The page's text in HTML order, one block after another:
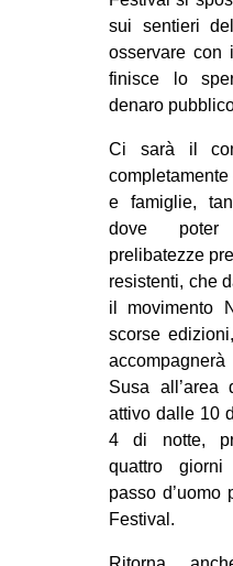
sui sentieri
osservare con
finisce lo
denaro
Ci sarà il
e famiglie,
dove poter
prelibatezze
resistenti, che
il movimento
scorse
Susa
attivo dalle 10
4 di notte,
quattro
passo d’uomo
Festival.